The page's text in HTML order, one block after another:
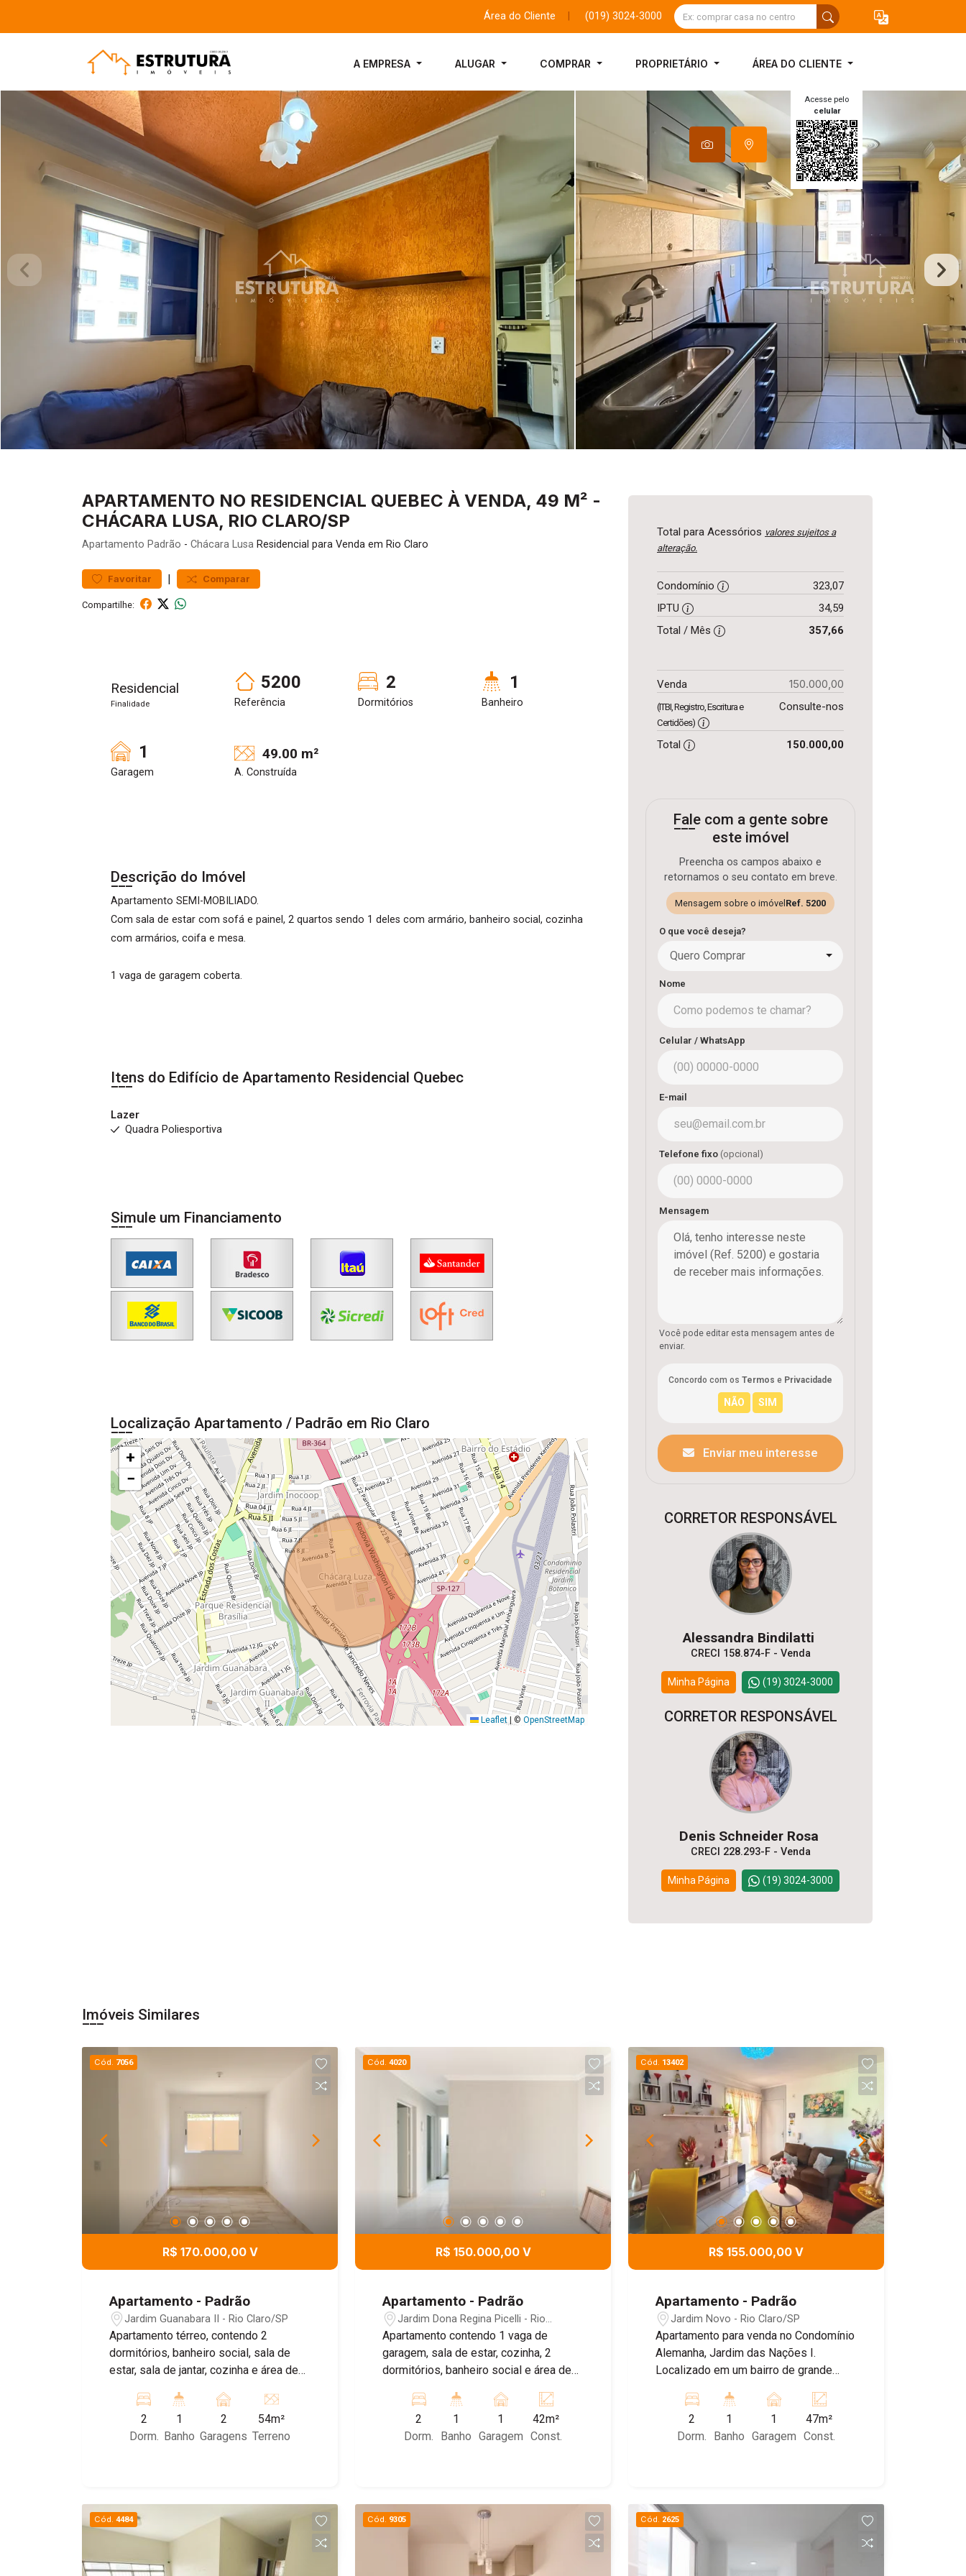
Área do Cliente (019) 3024-3000
A EMPRESA ALUGAR COMPRAR PROPRIETÁRIO ÁREA DO CLIENTE
Acesse pelo
celular
APARTAMENTO NO RESIDENCIAL QUEBEC À VENDA, 49 M² -
CHÁCARA LUSA, RIO CLARO/SP
Apartamento Padrão - Chácara Lusa Residencial para Venda em Rio Claro
Favoritar | Comparar
Compartilhe:
Residencial
Finalidade
5200
Referência
2
Dormitórios
1
Banheiro
1
Garagem
49.00 m²
A. Construída
Descrição do Imóvel
Apartamento SEMI-MOBILIADO.
Com sala de estar com sofá e painel, 2 quartos sendo 1 deles com armário, banheiro social, cozinha
com armários, coifa e mesa.
1 vaga de garagem coberta.
Itens do Edifício de Apartamento Residencial Quebec
Lazer
Quadra Poliesportiva
Simule um Financiamento
Localização Apartamento / Padrão em Rio Claro
+
−
Leaflet © OpenStreetMap
Total para Acessórios valores sujeitos a
alteração.
Condomínio
323,07
IPTU
34,59
Total / Mês
357,66
Venda 150.000,00
(ITBI, Registro, Escritura e
Certidões)
Consulte-nos
Total 150.000,00
Fale com a gente sobre
este imóvel
Preencha os campos abaixo e
retornamos o seu contato em breve.
Mensagem sobre o imóvel Ref. 5200
O que você deseja?
Quero Comprar
Nome
Celular / WhatsApp
E-mail
Telefone fixo (opcional)
Mensagem
Você pode editar esta mensagem antes de
enviar.
Concordo com os Termos e Privacidade
Enviar meu interesse
CORRETOR RESPONSÁVEL
Alessandra Bindilatti
CRECI 158.874-F - Venda
Minha Página (19) 3024-3000
CORRETOR RESPONSÁVEL
Denis Schneider Rosa
CRECI 228.293-F - Venda
Minha Página (19) 3024-3000
Imóveis Similares
Cód. 7056
R$ 170.000,00 V
Apartamento - Padrão
Jardim Guanabara II - Rio Claro/SP
Apartamento térreo, contendo 2
dormitórios, banheiro social, sala de
estar, sala de jantar, cozinha e área de
para carros. Além disso o condomínio
dispões de portaria 24h, salão de
festas, espaço gourmet, bicicletário,
sua visita!
2
Dorm.
1
Banho
2
Garagens
54m²
Terreno
Cód. 4020
R$ 150.000,00 V
Apartamento - Padrão
Jardim Dona Regina Picelli - Rio
Claro/SP
Apartamento contendo 1 vaga de
garagem, sala de estar, cozinha, 2
dormitórios, banheiro social e área de
2
Dorm.
1
Banho
1
Garagem
42m²
Const.
Cód. 13402
R$ 155.000,00 V
Apartamento - Padrão
Jardim Novo - Rio Claro/SP
Apartamento para venda no Condomínio
Alemanha, Jardim das Nações I.
Localizado em um bairro de grande
apartamento no 1º andar conta com sala
para dois ambientes, cozinha com
armários integrada à área de serviço, 2
garagem rotativa, playground e um
agradável salão de festas com piscina,
proporcionando mais comodidade e
lazer para toda a família. Aceita
2
Dorm.
1
Banho
1
Garagem
47m²
Const.
Cód. 4484 Cód. 9305 Cód. 2625